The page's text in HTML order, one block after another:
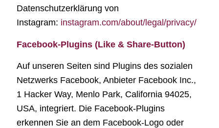
Datenschutzerklärung von
Instagram: instagram.com/about/legal/privacy/
Facebook-Plugins (Like & Share-Button)
Auf unseren Seiten sind Plugins des sozialen
Netzwerks Facebook, Anbieter Facebook Inc.,
1 Hacker Way, Menlo Park, California 94025,
USA, integriert. Die Facebook-Plugins
erkennen Sie an dem Facebook-Logo oder